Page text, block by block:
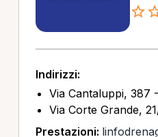
Indirizzi:
Via Cantaluppi, 387
Via Corte Grande,
Prestazioni: